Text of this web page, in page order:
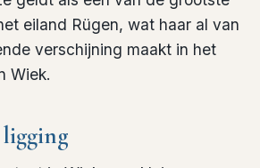
eiland Rügen, wat haar al van
verschijning maakt in het
Wiek.